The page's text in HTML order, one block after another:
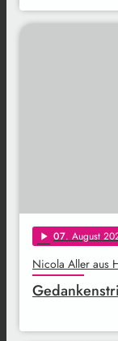
play_arrow 07. August
Nicola Aller aus